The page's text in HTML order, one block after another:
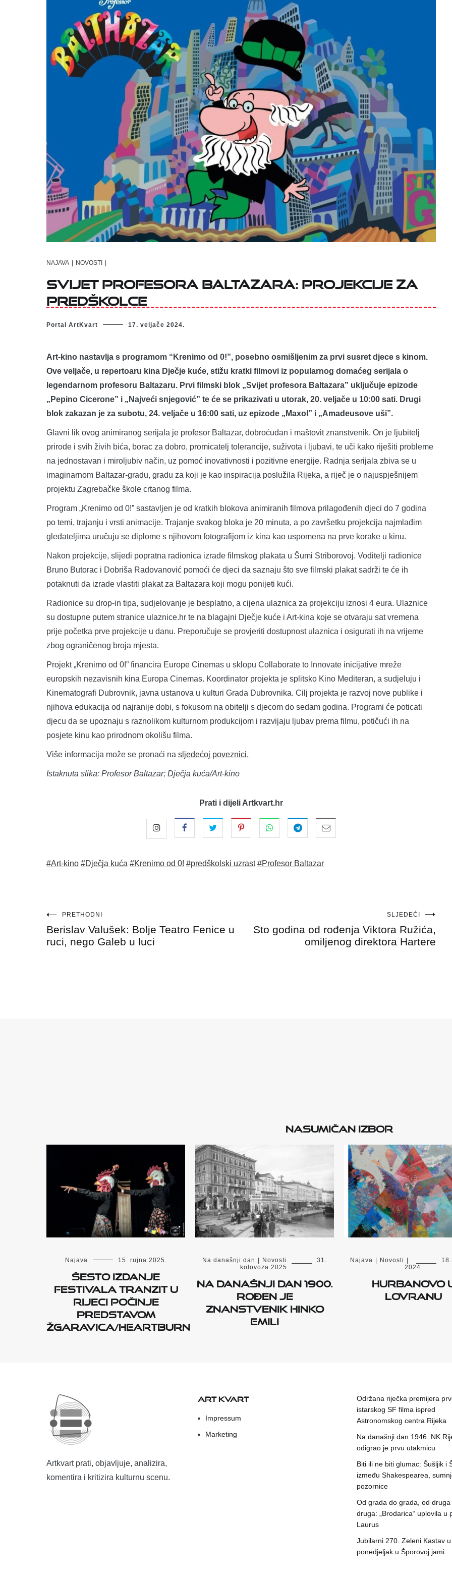
NAJAVA NOVOSTI
Svijet profesora Baltazara: projekcije za
predškolce
Portal ArtKvart 17. veljače 2024.
Art-kino nastavlja s programom “Krenimo od 0!”, posebno osmišljenim za prvi susret djece s kinom.
Ove veljače, u repertoaru kina Dječje kuće, stižu kratki filmovi iz popularnog domaćeg serijala o
legendarnom profesoru Baltazaru. Prvi filmski blok „Svijet profesora Baltazara” uključuje epizode
„Pepino Cicerone” i „Najveći snjegović” te će se prikazivati u utorak, 20. veljače u 10:00 sati. Drugi
blok zakazan je za subotu, 24. veljače u 16:00 sati, uz epizode „Maxol” i „Amadeusove uši”.
Glavni lik ovog animiranog serijala je profesor Baltazar, dobroćudan i maštovit znanstvenik. On je ljubitelj
prirode i svih živih bića, borac za dobro, promicatelj tolerancije, suživota i ljubavi, te uči kako riješiti probleme
na jednostavan i miroljubiv način, uz pomoć inovativnosti i pozitivne energije. Radnja serijala zbiva se u
imaginarnom Baltazar-gradu, gradu za koji je kao inspiracija poslužila Rijeka, a riječ je o najuspješnijem
projektu Zagrebačke škole crtanog filma.
Program „Krenimo od 0!” sastavljen je od kratkih blokova animiranih filmova prilagođenih djeci do 7 godina
po temi, trajanju i vrsti animacije. Trajanje svakog bloka je 20 minuta, a po završetku projekcija najmlađim
gledateljima uručuju se diplome s njihovom fotografijom iz kina kao uspomena na prve korake u kinu.
Nakon projekcije, slijedi popratna radionica izrade filmskog plakata u Šumi Striborovoj. Voditelji radionice
Bruno Butorac i Dobriša Radovanović pomoći će djeci da saznaju što sve filmski plakat sadrži te će ih
potaknuti da izrade vlastiti plakat za Baltazara koji mogu ponijeti kući.
Radionice su drop-in tipa, sudjelovanje je besplatno, a cijena ulaznica za projekciju iznosi 4 eura. Ulaznice
su dostupne putem stranice ulaznice.hr te na blagajni Dječje kuće i Art-kina koje se otvaraju sat vremena
prije početka prve projekcije u danu. Preporučuje se provjeriti dostupnost ulaznica i osigurati ih na vrijeme
zbog ograničenog broja mjesta.
Projekt „Krenimo od 0!” financira Europe Cinemas u sklopu Collaborate to Innovate inicijative mreže
europskih nezavisnih kina Europa Cinemas. Koordinator projekta je splitsko Kino Mediteran, a sudjeluju i
Kinematografi Dubrovnik, javna ustanova u kulturi Grada Dubrovnika. Cilj projekta je razvoj nove publike i
njihova edukacija od najranije dobi, s fokusom na obitelji s djecom do sedam godina. Programi će poticati
djecu da se upoznaju s raznolikom kulturnom produkcijom i razvijaju ljubav prema filmu, potičući ih na
posjete kinu kao prirodnom okolišu filma.
Više informacija može se pronaći na sljedećoj poveznici.
Istaknuta slika: Profesor Baltazar; Dječja kuća/Art-kino
Prati i dijeli Artkvart.hr
#Art-kino #Dječja kuća #Krenimo od 0! #predškolski uzrast #Profesor Baltazar
Navigacija
objava
PRETHODNI
Berislav Valušek: Bolje Teatro Fenice u
ruci, nego Galeb u luci
SLJEDEĆI
Sto godina od rođenja Viktora Ružića,
omiljenog direktora Hartere
Nasumičan izbor
Najava 15. rujna 2025.
ŠESTO IZDANJE
FESTIVALA TRANZIT U
RIJECI POČINJE
PREDSTAVOM
ŽGARAVICA/HEARTBURN
Na današnji dan | Novosti
31.
kolovoza 2025.
Na današnji dan 1900.
rođen je
znanstvenik Hinko
Emili
Najava | Novosti |
2024.
Hurbanovo
Lovranu
Artkvart prati, objavljuje, analizira,
komentira i kritizira kulturnu scenu.
ART KVART
Impressum
Marketing
Održana riječka premijera
istarskog SF filma ispred
Astronomskog centra Rijeka
Na današnji dan 1946. NK
odigrao je prvu utakmicu
Biti ili ne biti glumac: Šušljik i
između Shakespearea,
pozornice
Od grada do grada, od druga
druga: „Brodarica“ uplovila u
Laurus
Jubilarni 270. Zeleni Kastav u
ponedjeljak u Šporovoj jami